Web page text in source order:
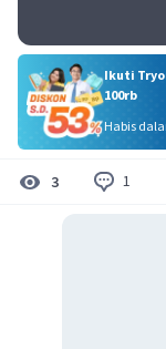
Ikuti
100rb
Habis
3 1